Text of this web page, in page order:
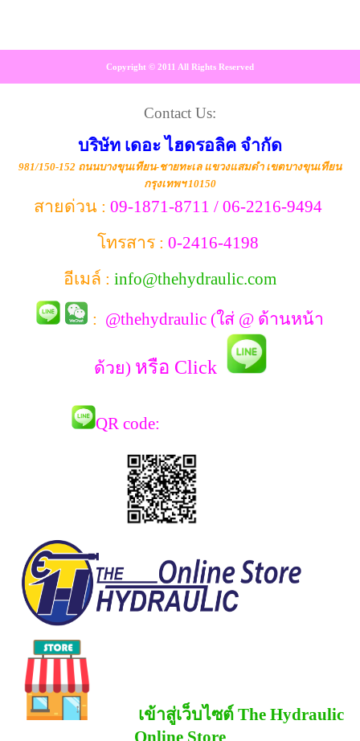
Copyright © 2011 All Rights Reserved
Contact Us:
บริษัท เดอะ ไฮดรอลิค จำกัด
981/150-152 ถนนบางขุนเทียน-ชายทะเล แขวงแสมดำ เขตบางขุนเทียน
กรุงเทพฯ 10150
สายด่วน : 09-1871-8711 / 06-2216-9494
โทรสาร : 0-2416-4198
อีเมล์ : info@thehydraulic.com
: @thehydraulic (ใส่ @ ด้านหน้า
ด้วย) หรือ Click
QR code:
เข้าสู่เว็บไซต์ The Hydraulic